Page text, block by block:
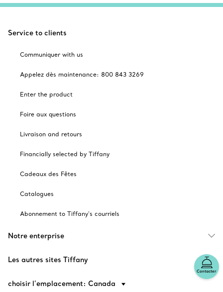
Contacter
Service to clients
Communiquer with us
Appelez dès maintenance: 800 843 3269
Enter the product
Foire aux questions
Livraison and retours
Financially selected by Tiffany
Cadeaux des Fêtes
Catalogues
Abonnement to Tiffany's courriels
Notre enterprise
Les autres sites Tiffany
choisir l’emplacement: Canada